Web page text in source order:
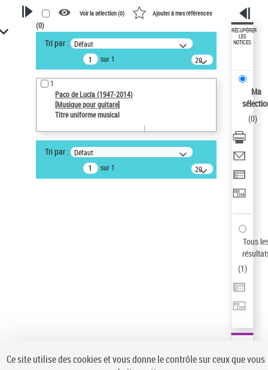
VOTRE RECHERCHE
Recherche avancée dans les
notices d’autorité
Œuvres liées à l'auteur :
Paco de Lucía (1947-2014)
Auteur d’œuvre
Type de notice d'autorité
Œuvre
Sauvegarder votre recherche
Voir la sélection (0) Ajouter à mes références
(0)
Tri par : Défaut
sur 1
20
résultats/page
1
Paco de Lucía (1947-2014)
[Musique pour guitare]
Titre uniforme musical
Tri par : Défaut
sur 1
20
résultats/page
RÉCUPÉRER
LES
NOTICES
Ma
(0)
Tous
(1)
Ce site utilise des cookies et vous donne le contrôle sur ceux que vous